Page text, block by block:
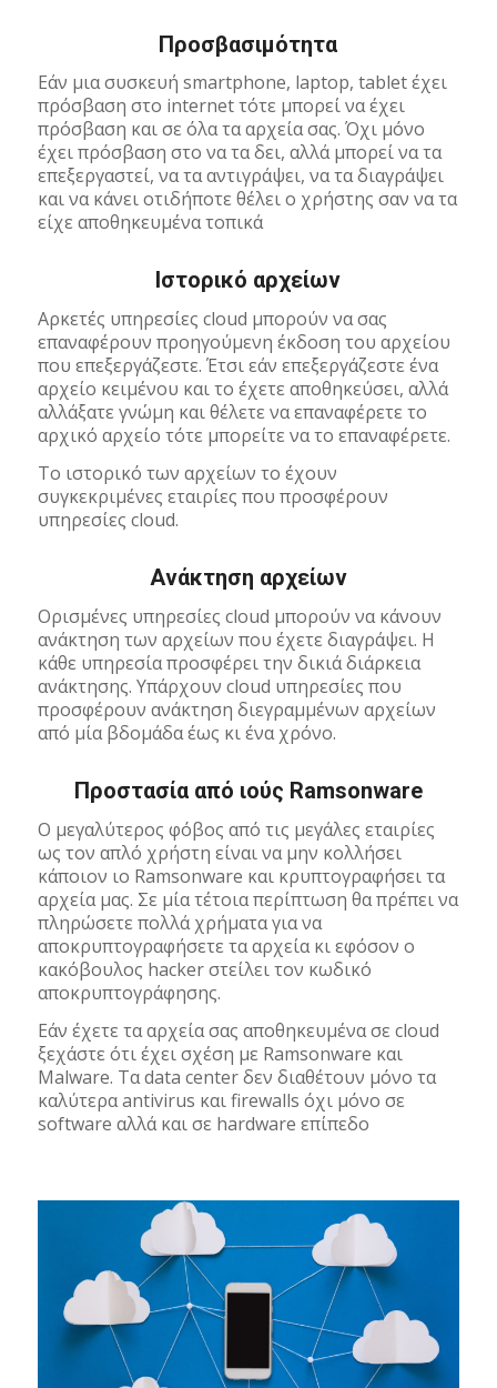
Προσβασιμότητα
Εάν μια συσκευή smartphone, laptop, tablet έχει
πρόσβαση στο internet τότε μπορεί να έχει
πρόσβαση και σε όλα τα αρχεία σας. Όχι μόνο
έχει πρόσβαση στο να τα δει, αλλά μπορεί να τα
επεξεργαστεί, να τα αντιγράψει, να τα διαγράψει
και να κάνει οτιδήποτε θέλει ο χρήστης σαν να τα
είχε αποθηκευμένα τοπικά
Ιστορικό αρχείων
Αρκετές υπηρεσίες cloud μπορούν να σας
επαναφέρουν προηγούμενη έκδοση του αρχείου
που επεξεργάζεστε. Έτσι εάν επεξεργάζεστε ένα
αρχείο κειμένου και το έχετε αποθηκεύσει, αλλά
αλλάξατε γνώμη και θέλετε να επαναφέρετε το
αρχικό αρχείο τότε μπορείτε να το επαναφέρετε.
Το ιστορικό των αρχείων το έχουν
συγκεκριμένες εταιρίες που προσφέρουν
υπηρεσίες cloud.
Ανάκτηση αρχείων
Ορισμένες υπηρεσίες cloud μπορούν να κάνουν
ανάκτηση των αρχείων που έχετε διαγράψει. Η
κάθε υπηρεσία προσφέρει την δικιά διάρκεια
ανάκτησης. Υπάρχουν cloud υπηρεσίες που
προσφέρουν ανάκτηση διεγραμμένων αρχείων
από μία βδομάδα έως κι ένα χρόνο.
Προστασία από ιούς Ramsonware
Ο μεγαλύτερος φόβος από τις μεγάλες εταιρίες
ως τον απλό χρήστη είναι να μην κολλήσει
κάποιον ιο Ramsonware και κρυπτογραφήσει τα
αρχεία μας. Σε μία τέτοια περίπτωση θα πρέπει να
πληρώσετε πολλά χρήματα για να
αποκρυπτογραφήσετε τα αρχεία κι εφόσον ο
κακόβουλος hacker στείλει τον κωδικό
αποκρυπτογράφησης.
Εάν έχετε τα αρχεία σας αποθηκευμένα σε cloud
ξεχάστε ότι έχει σχέση με Ramsonware και
Malware. Τα data center δεν διαθέτουν μόνο τα
καλύτερα antivirus και firewalls όχι μόνο σε
software αλλά και σε hardware επίπεδο